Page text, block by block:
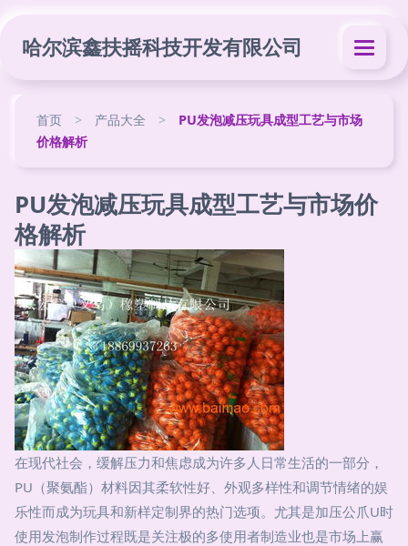
哈尔滨鑫扶摇科技开发有限公司
首页 > 产品大全 >
PU发泡减压玩具成型工艺与市场
价格解析
PU发泡减压玩具成型工艺与市场价
格解析
在现代社会，缓解压力和焦虑成为许多人日常生活的一部分，
PU（聚氨酯）材料因其柔软性好、外观多样性和调节情绪的娱
乐性而成为玩具和新样定制界的热门选项。尤其是加压公爪U时
使用发泡制作过程既是关注极的多使用者制造业也是市场上赢